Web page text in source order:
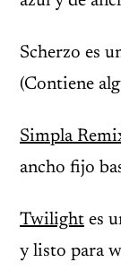
Scherzo es
(Contiene
Simpla
ancho fijo
Twilight es
y listo para